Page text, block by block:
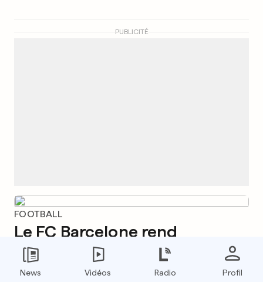
PUBLICITÉ
FOOTBALL
Le FC Barcelone rend
hommage à Kobe Bryant
0
News
Vidéos Radio Profil